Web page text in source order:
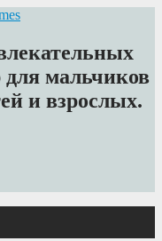
мальчиков
и взрослых.